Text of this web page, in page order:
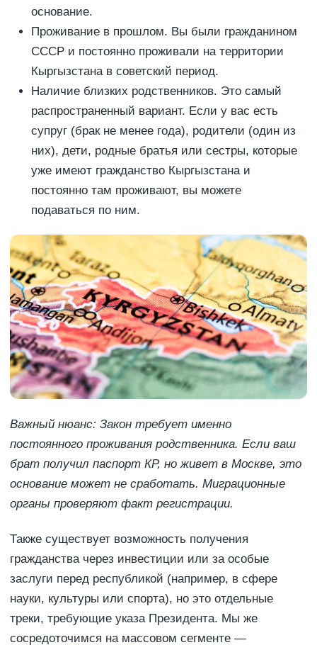
основание.
Проживание в прошлом. Вы были гражданином
СССР и постоянно проживали на территории
Кыргызстана в советский период.
Наличие близких родственников. Это самый
распространенный вариант. Если у вас есть
супруг (брак не менее года), родители (один из
них), дети, родные братья или сестры, которые
уже имеют гражданство Кыргызстана и
постоянно там проживают, вы можете
подаваться по ним.
Важный нюанс: Закон требует именно
постоянного проживания родственника. Если ваш
брат получил паспорт КР, но живет в Москве, это
основание может не сработать. Миграционные
органы проверяют факт регистрации.
Также существует возможность получения
гражданства через инвестиции или за особые
заслуги перед республикой (например, в сфере
науки, культуры или спорта), но это отдельные
треки, требующие указа Президента. Мы же
сосредоточимся на массовом сегменте —